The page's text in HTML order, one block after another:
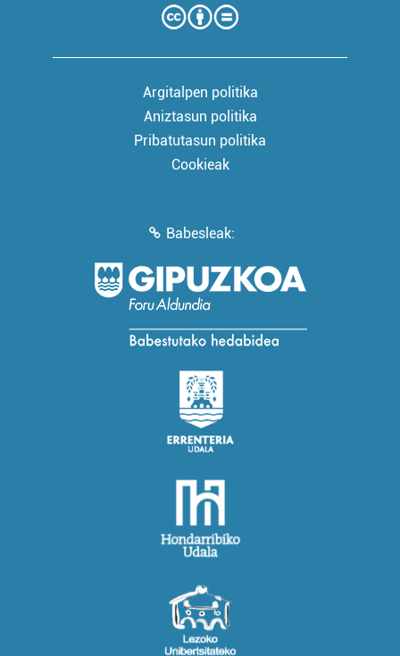
Argitalpen politika
Aniztasun politika
Pribatutasun politika
Cookieak
Babesleak: